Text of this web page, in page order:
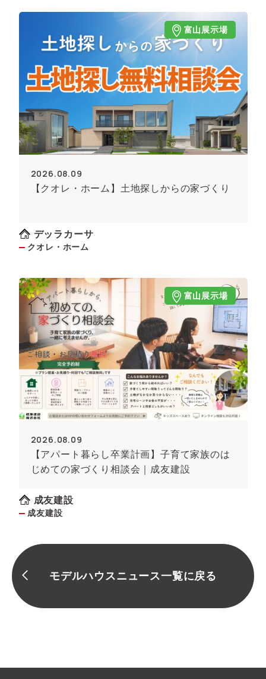
富山展示場
2026.08.09
【クオレ・ホーム】土地探しからの家づくり
デッラカーサ
クオレ・ホーム
富山展示場
2026.08.09
【アパート暮らし卒業計画】子育て家族のは
じめての家づくり相談会｜成友建設
成友建設
成友建設
モデルハウスニュース一覧に戻る